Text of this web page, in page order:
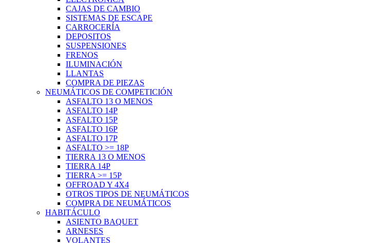
CAJAS DE CAMBIO
SISTEMAS DE ESCAPE
CARROCERÍA
DEPOSITOS
SUSPENSIONES
FRENOS
ILUMINACIÓN
LLANTAS
COMPRA DE PIEZAS
NEUMÁTICOS DE COMPETICIÓN
ASFALTO 13 O MENOS
ASFALTO 14P
ASFALTO 15P
ASFALTO 16P
ASFALTO 17P
ASFALTO >= 18P
TIERRA 13 O MENOS
TIERRA 14P
TIERRA >= 15P
OFFROAD Y 4X4
OTROS TIPOS DE NEUMÁTICOS
COMPRA DE NEUMÁTICOS
HABITÁCULO
ASIENTO BAQUET
ARNESES
VOLANTES